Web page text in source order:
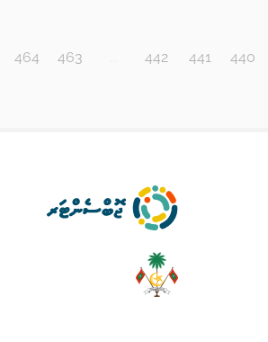
440
441
442
463
464